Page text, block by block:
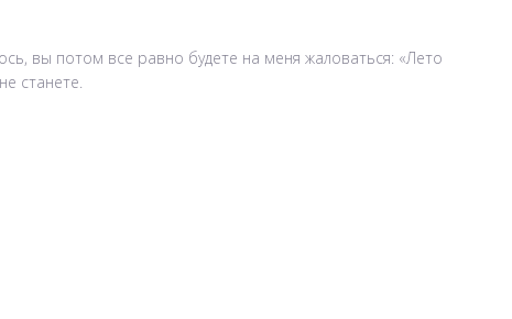
вы потом все равно будете на меня жаловаться: «Лето
станете.